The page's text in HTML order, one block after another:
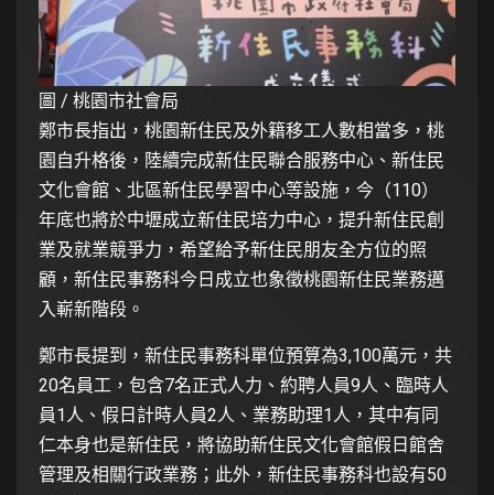
圖 / 桃園市社會局
鄭市長指出，桃園新住民及外籍移工人數相當多，桃
園自升格後，陸續完成新住民聯合服務中心、新住民
文化會館、北區新住民學習中心等設施，今（110）
年底也將於中壢成立新住民培力中心，提升新住民創
業及就業競爭力，希望給予新住民朋友全方位的照
顧，新住民事務科今日成立也象徵桃園新住民業務邁
入嶄新階段。
鄭市長提到，新住民事務科單位預算為3,100萬元，共
20名員工，包含7名正式人力、約聘人員9人、臨時人
員1人、假日計時人員2人、業務助理1人，其中有同
仁本身也是新住民，將協助新住民文化會館假日館舍
管理及相關行政業務；此外，新住民事務科也設有50